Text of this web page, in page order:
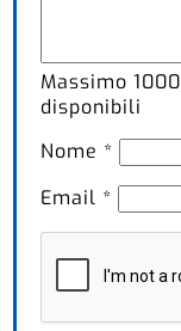
Massimo1000
disponibili
Nome *
Email *